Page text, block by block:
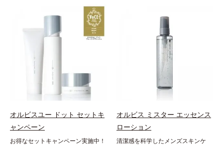
触れずに乾くまでそのままお待ちく
望の敏感肌用保湿スキンケアライン
「オルビス アクアニスト」。乾燥
敏感スランプの原因にアプローチす
る持続型トリプルアミノ酸(*4)を配
異物として排出されにくく、肌にと
どまってうるおいを蓄えてくれま
す。刺激を受けやすくなった角層を
うるおいで満たし、脱・敏感肌を目
指します。無油分・無着色・無香
料・アルコールフリー・界面活性剤
不使用(*5)・パラベンフリー、6つ
のフリー処方で徹底的に肌に寄り添
います。*1 乾燥と敏感をくり返す
ではなく、肌で起きていることの根
本原因に着目。加齢とともに現れる
年齢サインについて研究を進めたと
ころ、弾力感のない状態である「ハ
リのなさ」や、くすみ(*7)などが現
れている状態である「透明感のな
さ」が、大人の肌印象に大きな影響
を与えていることがわかりました。
そこでオルビスユー ドットシリー
ズは美容成分(*8)として「G.D.F.ア
クティベーター(*9)」を配合。そし
て、従来から配合している美白(*1)
有効成分「トラネキサム酸」を配合
オルビスユー ドット セットキ
ャンペーン
お得なセットキャンペーン実施中！
オルビス ミスター エッセンス
ローション
清潔感を科学したメンズスキンケ